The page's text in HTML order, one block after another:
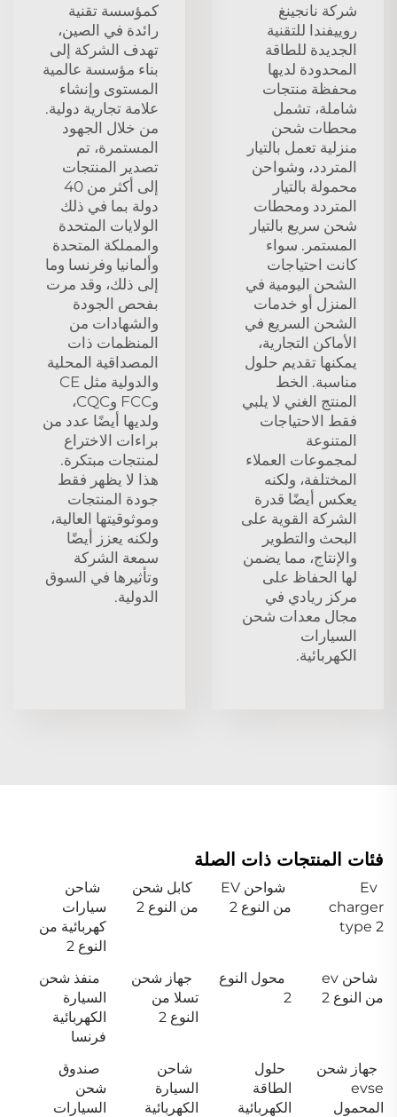
شركة نانجينغ
روييفندا للتقنية
الجديدة للطاقة
المحدودة لديها
محفظة منتجات
شاملة، تشمل
محطات شحن
منزلية تعمل بالتيار
المتردد، وشواحن
محمولة بالتيار
المتردد ومحطات
شحن سريع بالتيار
المستمر. سواء
كانت احتياجات
الشحن اليومية في
المنزل أو خدمات
الشحن السريع في
الأماكن التجارية،
يمكنها تقديم حلول
مناسبة. الخط
المنتج الغني لا يلبي
فقط الاحتياجات
المتنوعة
لمجموعات العملاء
المختلفة، ولكنه
يعكس أيضًا قدرة
الشركة القوية على
البحث والتطوير
والإنتاج، مما يضمن
لها الحفاظ على
مركز ريادي في
مجال معدات شحن
السيارات
الكهربائية.
كمؤسسة تقنية
رائدة في الصين،
تهدف الشركة إلى
بناء مؤسسة عالمية
المستوى وإنشاء
علامة تجارية دولية.
من خلال الجهود
المستمرة، تم
تصدير المنتجات
إلى أكثر من 40
دولة بما في ذلك
الولايات المتحدة
والمملكة المتحدة
وألمانيا وفرنسا وما
إلى ذلك، وقد مرت
بفحص الجودة
والشهادات من
المنظمات ذات
المصداقية المحلية
والدولية مثل CE
وFCC وCQC،
ولديها أيضًا عدد من
براءات الاختراع
لمنتجات مبتكرة.
هذا لا يظهر فقط
جودة المنتجات
وموثوقيتها العالية،
ولكنه يعزز أيضًا
سمعة الشركة
وتأثيرها في السوق
الدولية.
فئات المنتجات ذات الصلة
Ev
charger
type 2
شواحن EV
من النوع 2
كابل شحن
من النوع 2
شاحن
سيارات
كهربائية من
النوع 2
شاحن ev
من النوع 2
محول النوع
2
جهاز شحن
تسلا من
النوع 2
منفذ شحن
السيارة
الكهربائية
فرنسا
جهاز شحن
evse
المحمول
حلول
الطاقة
الكهربائية
شاحن
السيارة
الكهربائية
صندوق
شحن
السيارات